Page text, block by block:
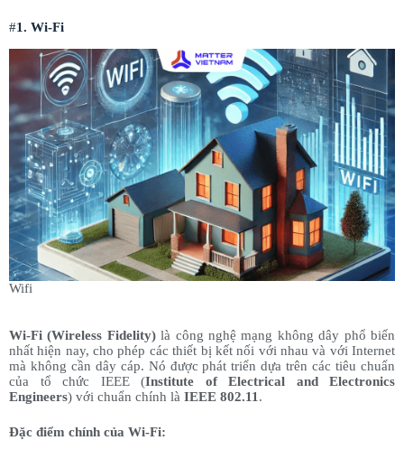
#1. Wi-Fi
Wifi
Wi-Fi (Wireless Fidelity)là công nghệ mạng không dây phổ biến
nhất hiện nay, cho phép các thiết bị kết nối với nhau và với Internet
mà không cần dây cáp. Nó được phát triển dựa trên các tiêu chuẩn
của tổ chức IEEE (Institute of Electrical and Electronics
Engineers) với chuẩn chính là IEEE 802.11 .
Đặc điểm chính của Wi-Fi: